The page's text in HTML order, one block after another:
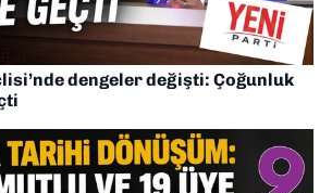
dengeler değişti: Çoğunluk